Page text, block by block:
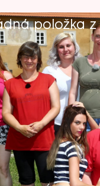
položka
táta a máma
a partner pro